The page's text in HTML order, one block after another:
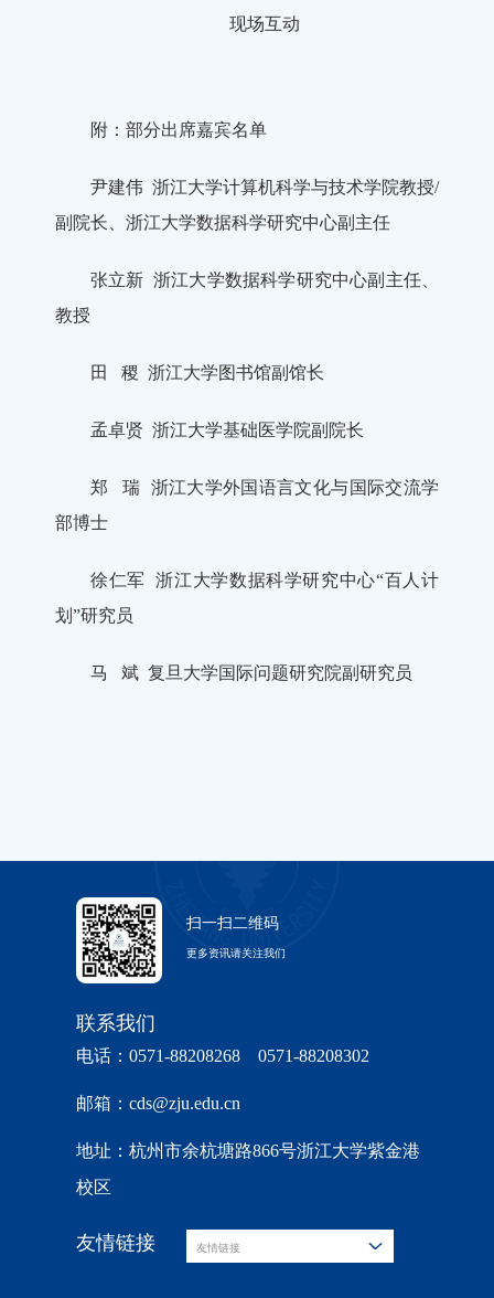
现场互动
附：部分出席嘉宾名单
尹建伟 浙江大学计算机科学与技术学院教授/
副院长、浙江大学数据科学研究中心副主任
张立新 浙江大学数据科学研究中心副主任、
教授
田 稷 浙江大学图书馆副馆长
孟卓贤 浙江大学基础医学院副院长
郑 瑞 浙江大学外国语言文化与国际交流学
部博士
徐仁军 浙江大学数据科学研究中心“百人计
划”研究员
马 斌 复旦大学国际问题研究院副研究员
扫一扫二维码
更多资讯请关注我们
联系我们
电话：0571-88208268 0571-88208302
邮箱：cds@zju.edu.cn
地址：杭州市余杭塘路866号浙江大学紫金港
校区
友情链接 友情链接